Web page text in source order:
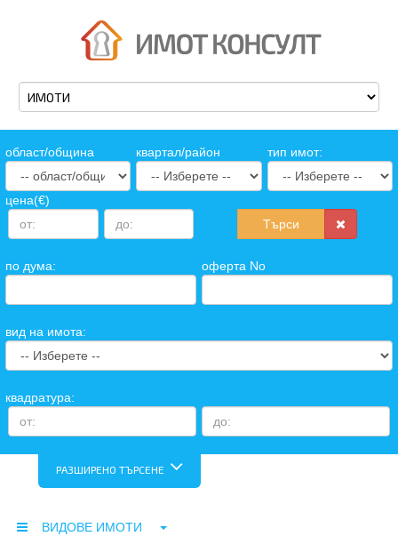
oбласт/община квартал/район тип имот:
цена(€)
Търси
по дума: оферта No
вид на имота:
квадратура:
РАЗШИРЕНО ТЪРСЕНЕ
ВИДОВЕ ИМОТИ